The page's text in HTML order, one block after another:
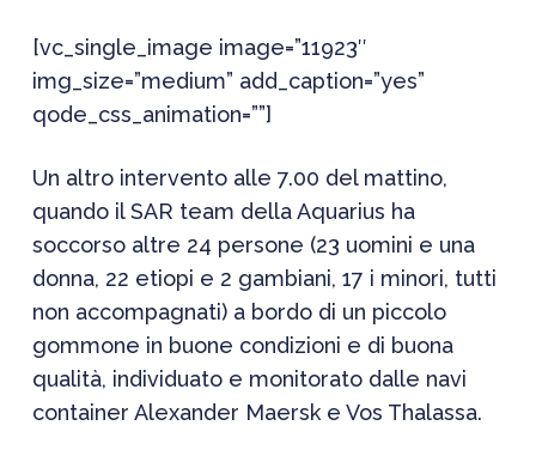
[vc_single_image image=”11923″
img_size=”medium” add_caption=”yes”
qode_css_animation=””]
Un altro intervento alle 7.00 del mattino,
quando il SAR team della Aquarius ha
soccorso altre 24 persone (23 uomini e una
donna, 22 etiopi e 2 gambiani, 17 i minori, tutti
non accompagnati) a bordo di un piccolo
gommone in buone condizioni e di buona
qualità, individuato e monitorato dalle navi
container Alexander Maersk e Vos Thalassa.